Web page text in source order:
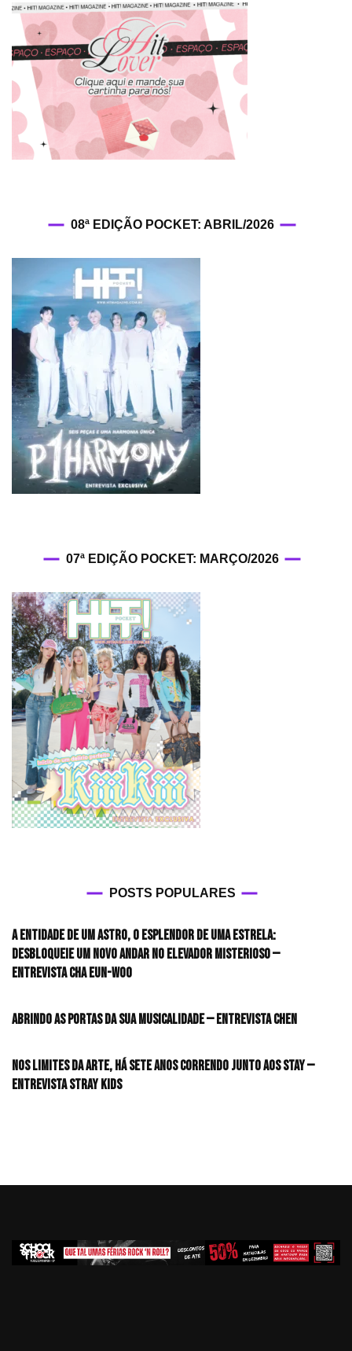
08ª EDIÇÃO POCKET: ABRIL/2026
07ª EDIÇÃO POCKET: MARÇO/2026
POSTS POPULARES
A entidade de um astro, o esplendor de uma estrela:
desbloqueie um novo andar no elevador misterioso —
Entrevista CHA EUN-WOO
Abrindo as portas da sua musicalidade — Entrevista CHEN
Nos limites da arte, há sete anos correndo junto aos STAY —
Entrevista Stray Kids